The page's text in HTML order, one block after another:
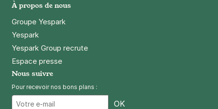
À propos de nous
Groupe Yespark
Yespark
Yespark Group recrute
Espace presse
Nous suivre
Pour recevoir nos bons plans :
OK